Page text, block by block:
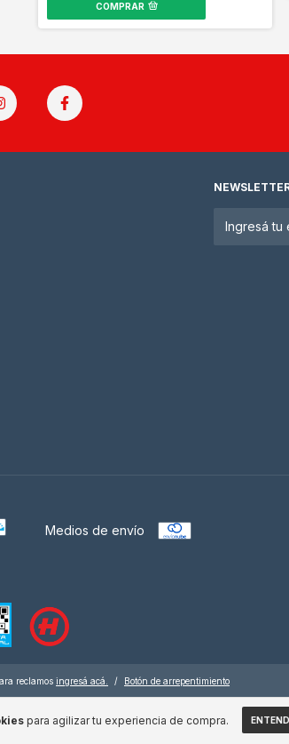
para agilizar tu experiencia de compra.
COMPRAR
Medios de envío
reclamos ingresá acá. / Botón de arrepentimiento